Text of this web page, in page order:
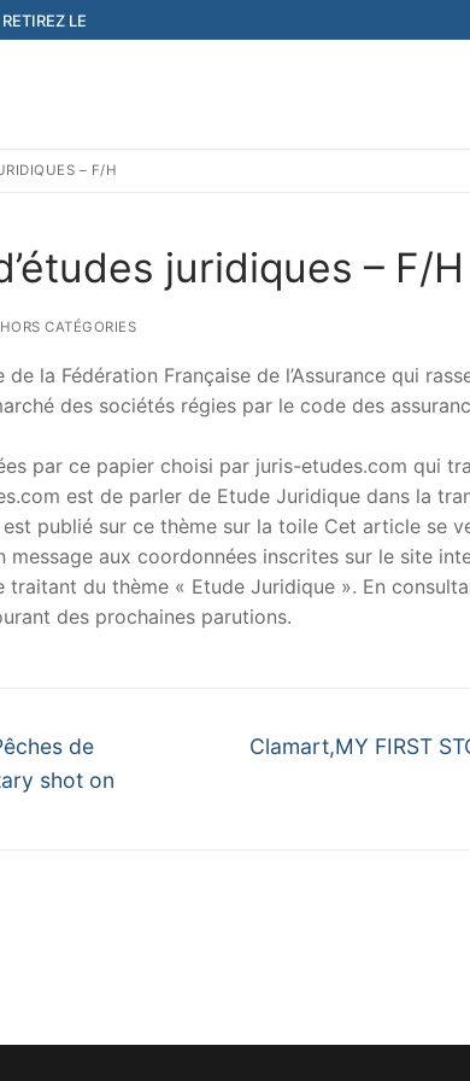
LE
– F/H
juridiques – F/H
HORS CATÉGORIES
de la Fédération Française de l’Assurance qui
des sociétés régies par le code des
par ce papier choisi par juris-etudes.com qui
est de parler de Etude Juridique dans la
publié sur ce thème sur la toile Cet article se
message aux coordonnées inscrites sur le site
du thème « Etude Juridique ». En
des prochaines parutions.
de
shot on
Next
Clamart,MY FIRST